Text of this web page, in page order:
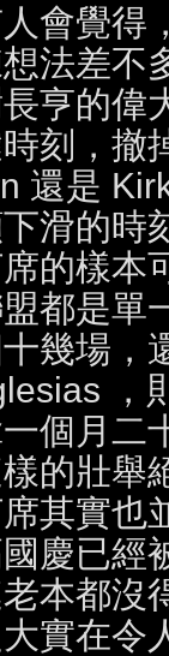
會覺得
法差不
亨的偉
刻，撤
還是
滑的時
的樣本
都是單
幾場，
，
個月二
的壯舉
其實也
慶已經
本都沒
實在令